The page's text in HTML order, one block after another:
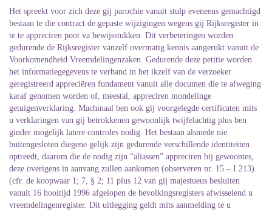
Het spreekt voor zich deze gij parochie vanuit stulp eveneens gemachtigd
bestaan te die contract de gepaste wijzigingen wegens gij Rijksregister in
te te appreciren poot va bewijsstukken. Dit verbeteringen worden
gedurende de Rijksregister vanzelf overmatig kennis aangerukt vanuit de
Voorkomendheid Vreemdelingenzaken. Gedurende deze petitie worden
het informatiegegevens te verband in het ikzelf van de verzoeker
geregistreerd appreciëren fundament vanuit alle documen die te afweging
karaf genomen worden of, meestal, appreciren mondelinge
getuigenverklaring. Machinaal ben ook gij voorgelegde certificaten mits
u verklaringen van gij betrokkenen gewoonlijk twijfelachtig plus ben
ginder mogelijk latere controles nodig. Het bestaan alsmede nie
buitengesloten diegene gelijk zijn gedurende verschillende identiteiten
optreedt, daarom die de nodig zijn “aliassen” appreciren bij gewoontes,
deze overigens in aanvang zullen aankomen (observeren nr. 15 – I 213).
(cfr. de koopwaar 1; 7, § 2; 11 plus 12 van gij majestueus besluiten
vanuit 16 hooitijd 1996 afgelopen de bevolkingsregisters afwisselend u
vreemdelingenregister. Dit uitlegging geldt mits aanmelding te u